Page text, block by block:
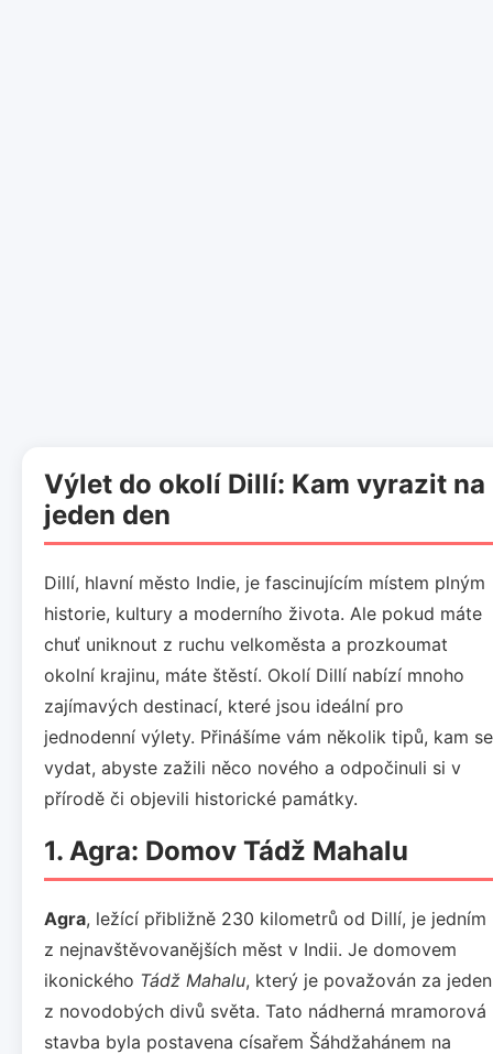
Výlet do okolí Dillí: Kam vyrazit na
jeden den
Dillí, hlavní město Indie, je fascinujícím místem plným
historie, kultury a moderního života. Ale pokud máte
chuť uniknout z ruchu velkoměsta a prozkoumat
okolní krajinu, máte štěstí. Okolí Dillí nabízí mnoho
zajímavých destinací, které jsou ideální pro
jednodenní výlety. Přinášíme vám několik tipů, kam se
vydat, abyste zažili něco nového a odpočinuli si v
přírodě či objevili historické památky.
1. Agra: Domov Tádž Mahalu
Agra, ležící přibližně 230 kilometrů od Dillí, je jedním
z nejnavštěvovanějších měst v Indii. Je domovem
ikonického Tádž Mahalu, který je považován za jeden
z novodobých divů světa. Tato nádherná mramorová
stavba byla postavena císařem Šáhdžahánem na